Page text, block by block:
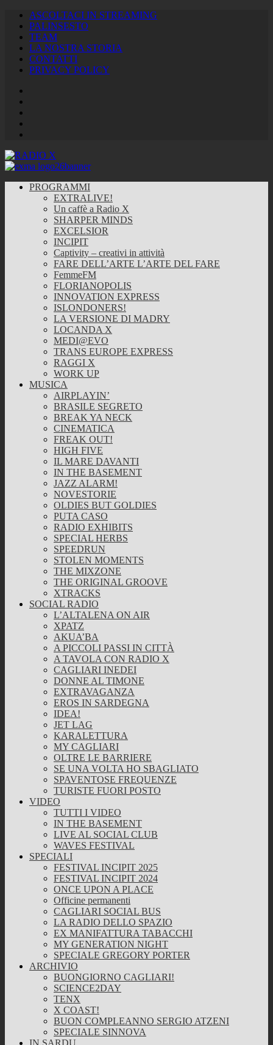
ASCOLTACI IN STREAMING
PALINSESTO
TEAM
LA NOSTRA STORIA
CONTATTI
PRIVACY POLICY
PROGRAMMI
EXTRALIVE!
Un caffè a Radio X
SHARPER MINDS
EXCELSIOR
INCIPIT
Captivity – creativi in attività
FARE DELL’ARTE L’ARTE DEL FARE
FemmeFM
FLORIANOPOLIS
INNOVATION EXPRESS
ISLONDONERS!
LA VERSIONE DI MADRY
LOCANDA X
MEDI@EVO
TRANS EUROPE EXPRESS
RAGGI X
WORK UP
MUSICA
AIRPLAYIN’
BRASILE SEGRETO
BREAK YA NECK
CINEMATICA
FREAK OUT!
HIGH FIVE
IL MARE DAVANTI
IN THE BASEMENT
JAZZ ALARM!
NOVESTORIE
OLDIES BUT GOLDIES
PUTA CASO
RADIO EXHIBITS
SPECIAL HERBS
SPEEDRUN
STOLEN MOMENTS
THE MIXZONE
THE ORIGINAL GROOVE
XTRACKS
SOCIAL RADIO
L’ALTALENA ON AIR
XPATZ
AKUA’BA
A PICCOLI PASSI IN CITTÀ
A TAVOLA CON RADIO X
CAGLIARI INEDEI
DONNE AL TIMONE
EXTRAVAGANZA
EROS IN SARDEGNA
IDEA!
JET LAG
KARALETTURA
MY CAGLIARI
OLTRE LE BARRIERE
SE UNA VOLTA HO SBAGLIATO
SPAVENTOSE FREQUENZE
TURISTE FUORI POSTO
VIDEO
TUTTI I VIDEO
IN THE BASEMENT
LIVE AL SOCIAL CLUB
WAVES FESTIVAL
SPECIALI
FESTIVAL INCIPIT 2025
FESTIVAL INCIPIT 2024
ONCE UPON A PLACE
Officine permanenti
CAGLIARI SOCIAL BUS
LA RADIO DELLO SPAZIO
EX MANIFATTURA TABACCHI
MY GENERATION NIGHT
SPECIALE GREGORY PORTER
ARCHIVIO
BUONGIORNO CAGLIARI!
SCIENCE2DAY
TENX
X COAST!
BUON COMPLEANNO SERGIO ATZENI
SPECIALE SINNOVA
IN SARDU